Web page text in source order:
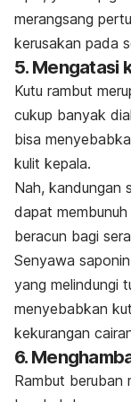
merangsang
kerusakan pada
5. Mengatasi
Kutu rambut
cukup banyak
bisa
kulit kepala.
Nah, kandungan
dapat membunuh
beracun bagi
Senyawa saponin
yang melindungi
menyebabkan
kekurangan
6.
Rambut beruban